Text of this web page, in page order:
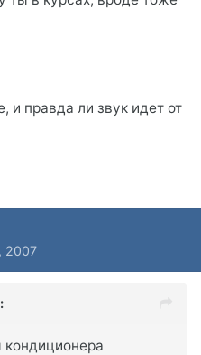
и правда ли звук идет от
2007